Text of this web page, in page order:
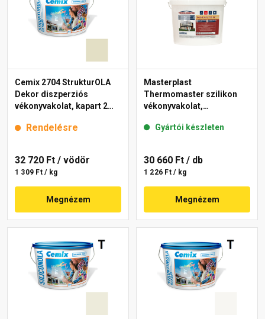
Cemix 2704 StrukturOLA
Dekor diszperziós
vékonyvakolat, kapart 2
Rendelésre
32 720 Ft / vödör
1 309 Ft / kg
Megnézem
Masterplast
Thermomaster szilikon
vékonyvakolat,
fehér 25 kg
Gyártói készleten
30 660 Ft / db
1 226 Ft / kg
Megnézem